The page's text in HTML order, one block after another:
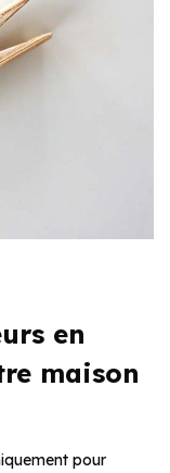
en
maison
pour